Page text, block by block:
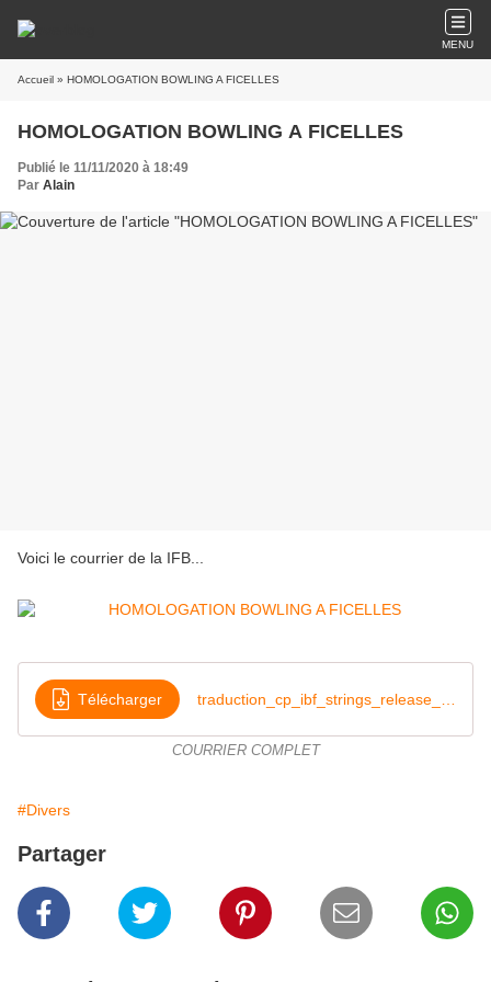
MENU
Accueil » HOMOLOGATION BOWLING A FICELLES
HOMOLOGATION BOWLING A FICELLES
Publié le 11/11/2020 à 18:49
Par Alain
Voici le courrier de la IFB...
Télécharger
COURRIER COMPLET
#Divers
Partager